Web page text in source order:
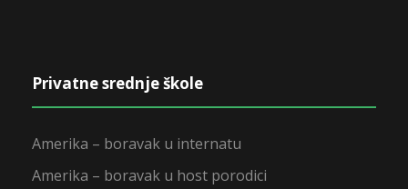
Privatne srednje škole
Amerika – boravak u internatu
Amerika – boravak u host porodici